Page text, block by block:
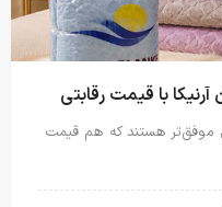
با قیمت رقابتی
موفق‌تر هستند که هم قیمت